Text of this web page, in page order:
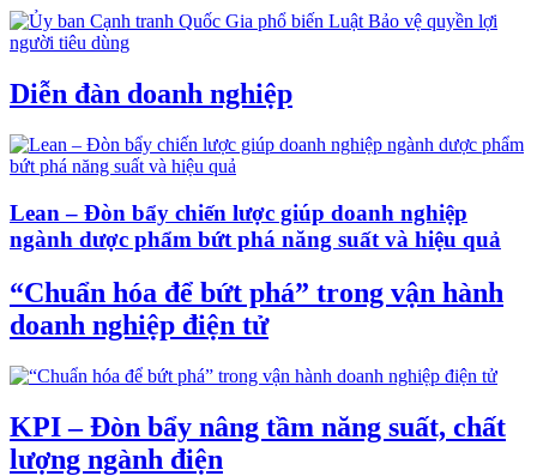
Diễn đàn doanh nghiệp
Lean – Đòn bẩy chiến lược giúp doanh nghiệp
ngành dược phẩm bứt phá năng suất và hiệu quả
“Chuẩn hóa để bứt phá” trong vận hành
doanh nghiệp điện tử
KPI – Đòn bẩy nâng tầm năng suất, chất
lượng ngành điện